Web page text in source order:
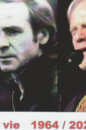
ET
11 mars 2021
Juric
avec Noël
Juric : « Tu as
de Noël
Partir de rien et
READ MORE